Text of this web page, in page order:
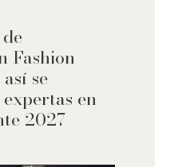
Fashion
se
en
2027